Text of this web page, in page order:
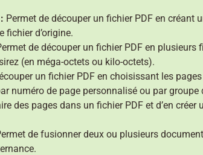
Permet de découper un fichier PDF en créant
fichier d’origine.
de découper un fichier PDF en plusieurs
(en méga-octets ou kilo-octets).
un fichier PDF en choisissant les
numéro de page personnalisé ou par groupe
des pages dans un fichier PDF et d’en
de fusionner deux ou plusieurs